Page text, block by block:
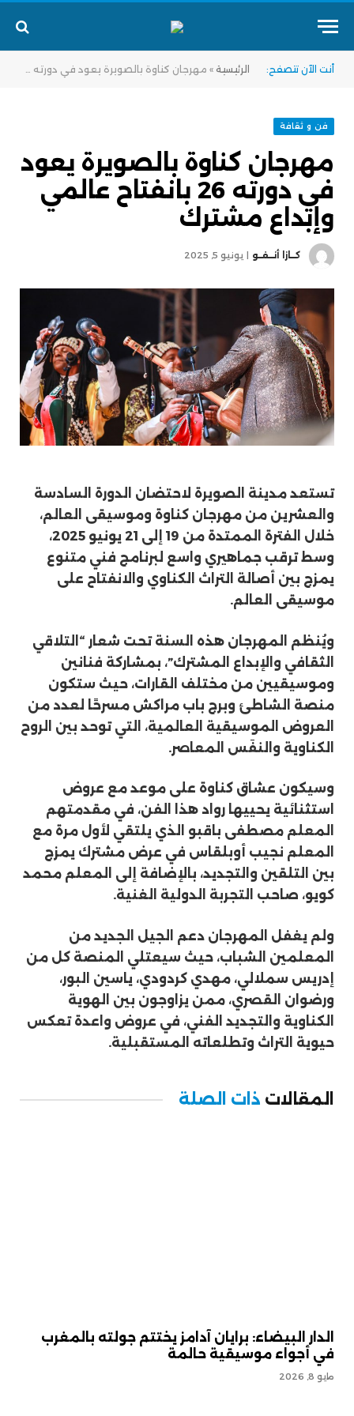
أنت الآن تتصفح: الرئيسية » مهرجان كناوة بالصويرة يعود في دورته 26 بانفتاح عالمي وإبداع مشترك
فن و ثقافة
مهرجان كناوة بالصويرة يعود
في دورته 26 بانفتاح عالمي
وإبداع مشترك
كــازا أنــفــو يونيو 5, 2025
تستعد مدينة الصويرة لاحتضان الدورة السادسة
والعشرين من مهرجان كناوة وموسيقى العالم،
خلال الفترة الممتدة من 19 إلى 21 يونيو 2025،
وسط ترقب جماهيري واسع لبرنامج فني متنوع
يمزج بين أصالة التراث الكناوي والانفتاح على
موسيقى العالم.
ويُنظم المهرجان هذه السنة تحت شعار “التلاقي
الثقافي والإبداع المشترك”، بمشاركة فنانين
وموسيقيين من مختلف القارات، حيث ستكون
منصة الشاطئ وبرج باب مراكش مسرحًا لعدد من
العروض الموسيقية العالمية، التي توحد بين الروح
الكناوية والنفَس المعاصر.
وسيكون عشاق كناوة على موعد مع عروض
استثنائية يحييها رواد هذا الفن، في مقدمتهم
المعلم مصطفى باقبو الذي يلتقي لأول مرة مع
المعلم نجيب أوبلقاس في عرض مشترك يمزج
بين التلقين والتجديد، بالإضافة إلى المعلم محمد
كويو، صاحب التجربة الدولية الغنية.
ولم يغفل المهرجان دعم الجيل الجديد من
المعلمين الشباب، حيث سيعتلي المنصة كل من
إدريس سملالي، مهدي كردودي، ياسين البور،
ورضوان القصري، ممن يزاوجون بين الهوية
الكناوية والتجديد الفني، في عروض واعدة تعكس
حيوية التراث وتطلعاته المستقبلية.
المقالات ذات الصلة
الدار البيضاء: برايان آدامز يختتم جولته بالمغرب
في أجواء موسيقية حالمة
مايو 8, 2026